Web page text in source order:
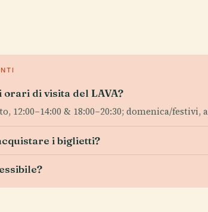
orari di visita del LAVA?
12:00–14:00 & 18:00–20:30; domenica/
i biglietti?